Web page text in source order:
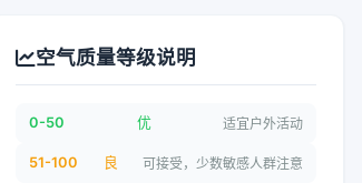
空气质量等级说明
0-50 优 适宜户外活动
51-100 良 可接受，少数敏感人群注意